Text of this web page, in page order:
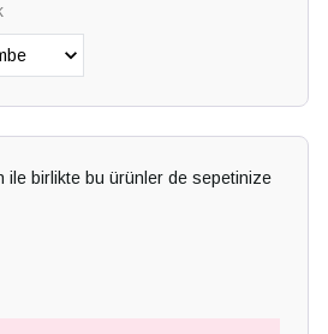
ile birlikte bu ürünler de sepetinize